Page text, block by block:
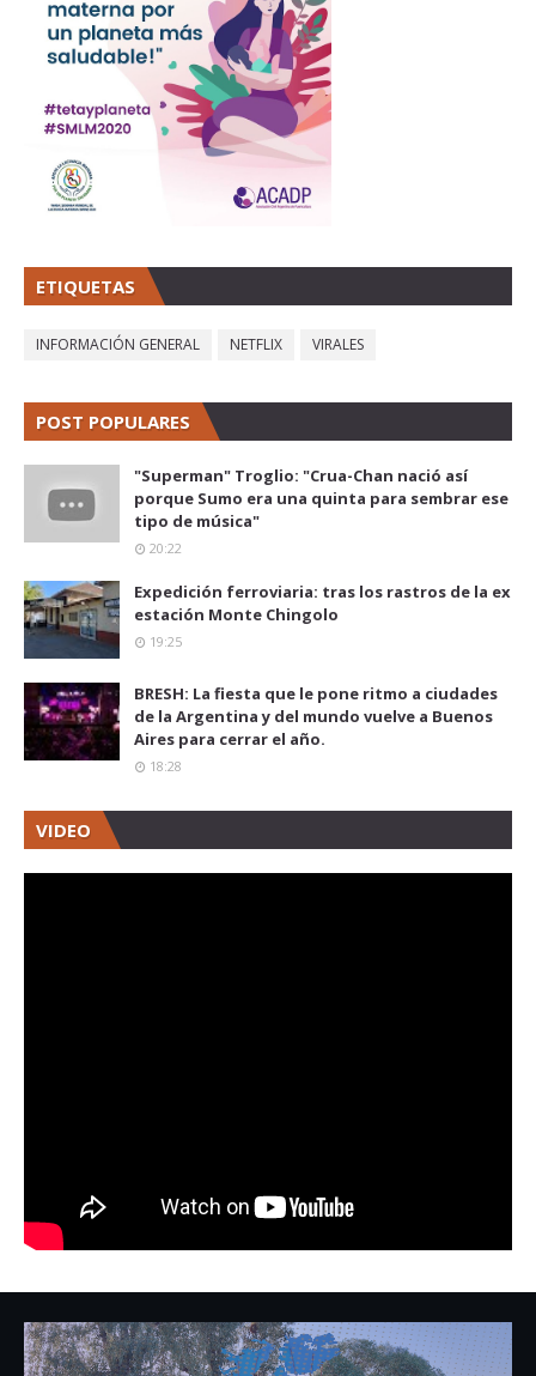
ETIQUETAS
INFORMACIÓN GENERAL NETFLIX VIRALES
POST POPULARES
"Superman" Troglio: "Crua-Chan nació así
porque Sumo era una quinta para sembrar ese
tipo de música"
20:22
Expedición ferroviaria: tras los rastros de la ex
estación Monte Chingolo
19:25
BRESH: La fiesta que le pone ritmo a ciudades
de la Argentina y del mundo vuelve a Buenos
Aires para cerrar el año.
18:28
VIDEO